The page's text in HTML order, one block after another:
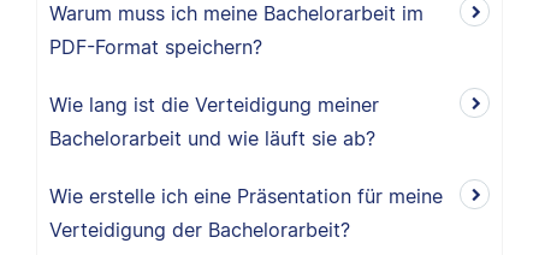
Warum muss ich meine Bachelorarbeit im
PDF-Format speichern?
Wie lang ist die Verteidigung meiner
Bachelorarbeit und wie läuft sie ab?
Wie erstelle ich eine Präsentation für meine
Verteidigung der Bachelorarbeit?